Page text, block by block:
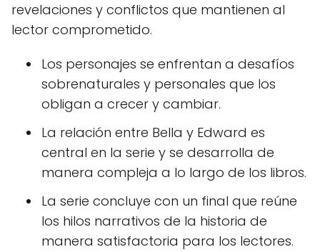
revelaciones y conflictos que mantienen al
lector comprometido.
Los personajes se enfrentan a desafíos
sobrenaturales y personales que los
obligan a crecer y cambiar.
La relación entre Bella y Edward es
central en la serie y se desarrolla de
manera compleja a lo largo de los libros.
La serie concluye con un final que reúne
los hilos narrativos de la historia de
manera satisfactoria para los lectores.